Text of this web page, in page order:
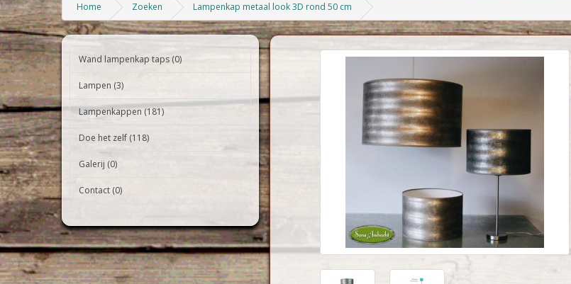
Home Zoeken Lampenkap metaal look 3D rond 50 cm
Wand lampenkap taps (0)
Lampen (3)
Lampenkappen (181)
Doe het zelf (118)
Galerij (0)
Contact (0)